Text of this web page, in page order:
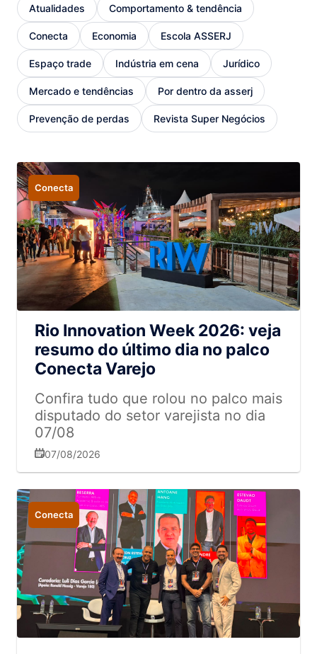
Atualidades Comportamento & tendência
Conecta Economia Escola ASSERJ
Espaço trade Indústria em cena Jurídico
Mercado e tendências Por dentro da asserj
Prevenção de perdas Revista Super Negócios
Conecta
Rio Innovation Week 2026: veja
resumo do último dia no palco
Conecta Varejo
Confira tudo que rolou no palco mais
disputado do setor varejista no dia
07/08
07/08/2026
Conecta